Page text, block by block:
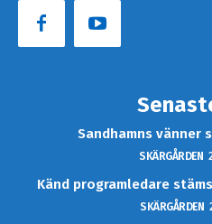
Sandhamns vänner
SKÄRGÅRDEN
Känd programledare
SKÄRGÅRDEN